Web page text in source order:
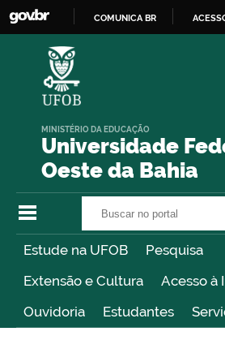
COMUNICA BR
Universidade
Oeste da Bahia
MINISTÉRIO DA EDUCAÇÃO
Estude na UFOB
Pesquisa
Extensão e Cultura
Acesso à
Ouvidoria
Estudantes